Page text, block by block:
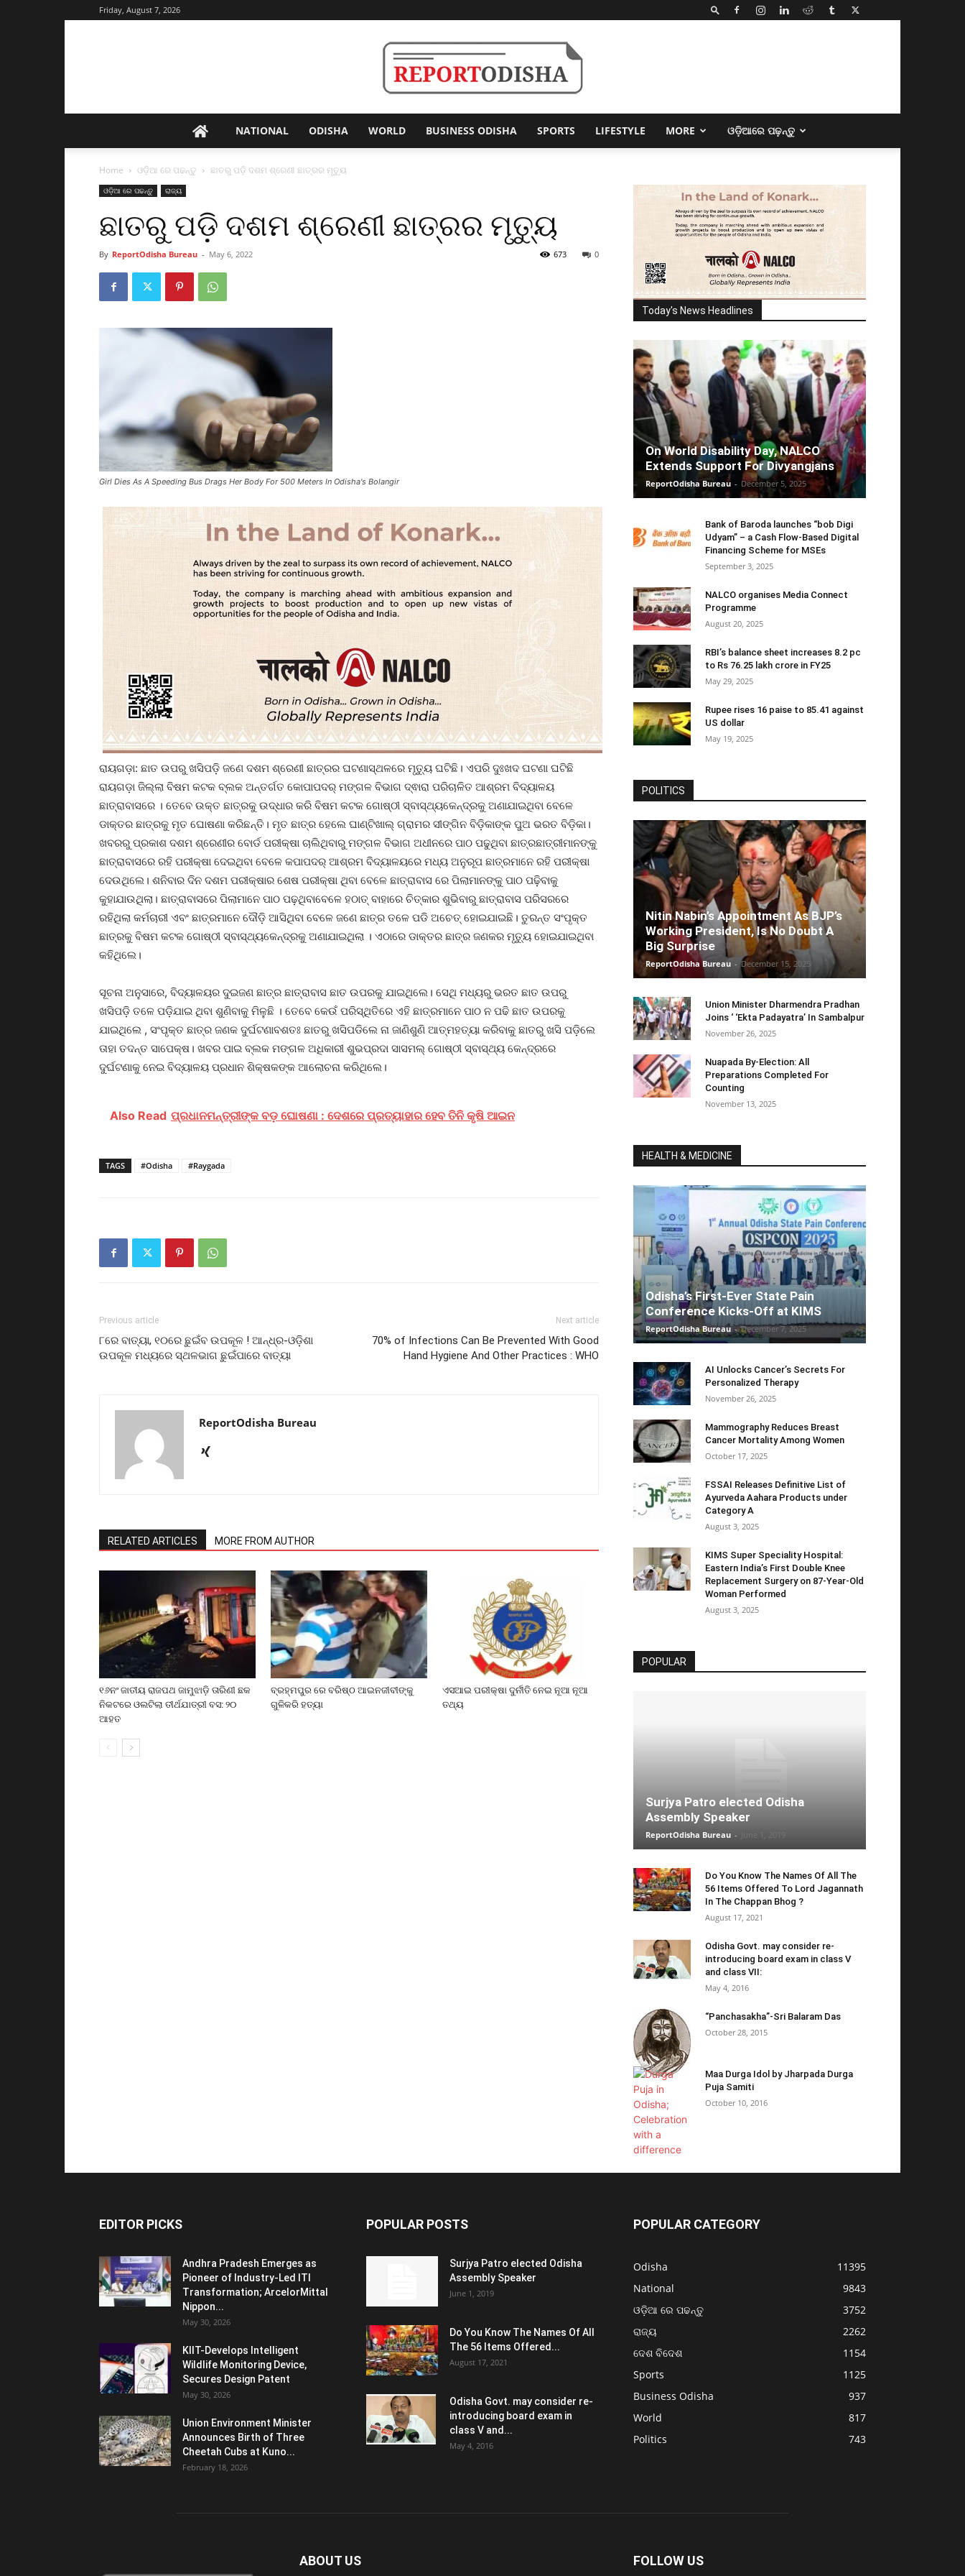
Friday, August 7, 2026
Odisha
NATIONAL ODISHA WORLD BUSINESS ODISHA SPORTS LIFESTYLE MORE ଓଡ଼ିଆରେ ପଢ଼ନ୍ତୁ
Home ଓଡ଼ିଆ ରେ ପଢନ୍ତୁ ଛାତରୁ ପଡ଼ି ଦଶମ ଶ୍ରେଣୀ ଛାତ୍ରର ମୃତ୍ୟୁ
ଓଡ଼ିଆ ରେ ପଢନ୍ତୁ ରାଜ୍ୟ
ଛାତରୁ ପଡ଼ି ଦଶମ ଶ୍ରେଣୀ ଛାତ୍ରର ମୃତ୍ୟୁ
By ReportOdisha Bureau - May 6, 2022 0
673
Girl Dies As A Speeding Bus Drags Her Body For 500 Meters In Odisha's Bolangir
ରାୟଗଡ଼ା: ଛାତ ଉପରୁ ଖସିପଡ଼ି ଜଣେ ଦଶମ ଶ୍ରେଣୀ ଛାତ୍ରର ଘଟଣାସ୍ଥଳରେ ମୃତ୍ୟୁ ଘଟିଛି। ଏପରି ଦୁଃଖଦ ଘଟଣା ଘଟିଛି
ରାୟଗଡ଼ା ଜିଲ୍ଲା ବିଷମ କଟକ ବ୍ଲକ ଅନ୍ତର୍ଗତ କୋପାପଦର୍ ମଙ୍ଗଳ ବିଭାଗ ଦ୍ଵାରା ପରିଚାଳିତ ଆଶ୍ରମ ବିଦ୍ୟାଳୟ
ଛାତ୍ରାବାସରେ । ତେବେ ଉକ୍ତ ଛାତ୍ରକୁ ଉଦ୍ଧାର କରି ବିଷମ କଟକ ଗୋଷ୍ଠୀ ସ୍ବାସ୍ଥ୍ୟକେନ୍ଦ୍ରକୁ ଅଣାଯାଇଥିବା ବେଳେ
ଡାକ୍ତର ଛାତ୍ରକୁ ମୃତ ଘୋଷଣା କରିଛନ୍ତି। ମୃତ ଛାତ୍ର ହେଲେ ଘାଣ୍ଟିଖାଲ୍ ଗ୍ରାମର ସୀଙ୍ଗିନ ବିଡ଼ିକାଙ୍କ ପୁଅ ଭରତ ବିଡ଼ିକା।
ଖବରରୁ ପ୍ରକାଶ ଦଶମ ଶ୍ରେଣୀର ବୋର୍ଡ ପରୀକ୍ଷା ଚାଲିଥିବାରୁ ମଙ୍ଗଳ ବିଭାଗ ଅଧୀନରେ ପାଠ ପଢୁଥିବା ଛାତ୍ରଛାତ୍ରୀମାନଙ୍କୁ
ଛାତ୍ରାବାସରେ ରହି ପରୀକ୍ଷା ଦେଇଥିବା ବେଳେ କପାପଦର୍ ଆଶ୍ରମ ବିଦ୍ୟାଳୟରେ ମଧ୍ୟ ଅନୁରୂପ ଛାତ୍ରମାନେ ରହି ପରୀକ୍ଷା
ଦେଉଥିଲେ। ଶନିବାର ଦିନ ଦଶମ ପରୀକ୍ଷାର ଶେଷ ପରୀକ୍ଷା ଥିବା ବେଳେ ଛାତ୍ରାବାସ ରେ ପିଲାମାନଙ୍କୁ ପାଠ ପଢ଼ିବାକୁ
କୁହାଯାଉଥିଲା। ଛାତ୍ରାବାସରେ ପିଲାମାନେ ପାଠ ପଢ଼ଥିବାବେଳେ ହଠାତ୍ ବାହାରେ ଚିତ୍କାର ଶୁଭିବାରୁ ଛାତ୍ରାବାସ ପରିସରରେ
ରହିଥିଲା କର୍ମଚାରୀ ଏବଂ ଛାତ୍ରମାନେ ଦୌଡ଼ି ଆସିଥିବା ବେଳେ ଜଣେ ଛାତ୍ର ତଳେ ପଡି ଅଚେତ୍ ହୋଇଯାଇଛି। ତୁରନ୍ତ ସଂପୃକ୍ତ
ଛାତ୍ରକୁ ବିଷମ କଟକ ଗୋଷ୍ଠୀ ସ୍ବାସ୍ଥ୍ୟକେନ୍ଦ୍ରକୁ ଅଣାଯାଇଥିଲା । ଏଠାରେ ଡାକ୍ତର ଛାତ୍ର ଜଣକର ମୃତ୍ୟୁ ହୋଇଯାଇଥିବା
କହିଥିଲେ।
ସୂଚନା ଅନୁସାରେ, ବିଦ୍ୟାଳୟର ଦୁଇଜଣ ଛାତ୍ର ଛାତ୍ରାବାସ ଛାତ ଉପରକୁ ଯାଇଥିଲେ। ସେଥି ମଧ୍ୟରୁ ଭରତ ଛାତ ଉପରୁ
ଖସିପଡ଼ି ତଳେ ପଡ଼ିଯାଇ ଥିବା ଶୁଣିବାକୁ ମିଳୁଛି । ତେବେ କେଉଁ ପରିସ୍ଥିତିରେ ଏହି ଛାତ୍ରମାନେ ପାଠ ନ ପଢି ଛାତ ଉପରକୁ
ଯାଇଥିଲେ , ସଂପୃକ୍ତ ଛାତ୍ର ଜଣକ ଦୁର୍ଘଟଣାବଶତଃ ଛାତରୁ ଖସିପଡିଲେ ନା ଜାଣିଶୁଣି ଆତ୍ମହତ୍ୟା କରିବାକୁ ଛାତରୁ ଖସି ପଡ଼ିଲେ
ତାହା ତଦନ୍ତ ସାପେକ୍ଷ। ଖବର ପାଇ ବ୍ଲକ ମଙ୍ଗଳ ଅଧିକାରୀ ଶୁଭପ୍ରଦା ସାସମଲ୍ ଗୋଷ୍ଠୀ ସ୍ବାସ୍ଥ୍ୟ କେନ୍ଦ୍ରରେ
ଦୁର୍ଘଟଣାକୁ ନେଇ ବିଦ୍ୟାଳୟ ପ୍ରଧାନ ଶିକ୍ଷକଙ୍କ ଆଲୋଚନା କରିଥିଲେ।
Also Read ପ୍ରଧାନମନ୍ତ୍ରୀଙ୍କ ବଡ଼ ଘୋଷଣା : ଦେଶରେ ପ୍ରତ୍ୟାହାର ହେବ ତିନି କୃଷି ଆଇନ
TAGS #Odisha #Raygada
Previous article
୮ରେ ବାତ୍ୟା, ୧୦ରେ ଛୁଇଁବ ଉପକୂଳ ! ଆନ୍ଧ୍ର-ଓଡ଼ିଶା
ଉପକୂଳ ମଧ୍ୟରେ ସ୍ଥଳଭାଗ ଛୁଇଁପାରେ ବାତ୍ୟା
Next article
70% of Infections Can Be Prevented With Good
Hand Hygiene And Other Practices : WHO
ReportOdisha Bureau
RELATED ARTICLES MORE FROM AUTHOR
୧୬ନଂ ଜାତୀୟ ରାଜପଥ ଜାମୁଝାଡ଼ି ତାରିଣୀ ଛକ
ନିକଟରେ ଓଲଟିଲା ତୀର୍ଥଯାତ୍ରୀ ବସ: ୨୦
ଆହତ
ବ୍ରହ୍ମପୁର ରେ ବରିଷ୍ଠ ଆଇନଜୀବୀଙ୍କୁ
ଗୁଳିକରି ହତ୍ୟା
ଏସଆଇ ପରୀକ୍ଷା ଦୁର୍ନୀତି ନେଇ ନୂଆ ନୂଆ
ତଥ୍ୟ
Today's News Headlines
On World Disability Day, NALCO
Extends Support For Divyangjans
ReportOdisha Bureau - December 5, 2025
Bank of Baroda launches “bob Digi
Udyam” – a Cash Flow-Based Digital
Financing Scheme for MSEs
September 3, 2025
NALCO organises Media Connect
Programme
August 20, 2025
RBI’s balance sheet increases 8.2 pc
to Rs 76.25 lakh crore in FY25
May 29, 2025
Rupee rises 16 paise to 85.41 against
US dollar
May 19, 2025
POLITICS
Nitin Nabin’s Appointment As BJP’s
Working President, Is No Doubt A
Big Surprise
ReportOdisha Bureau - December 15, 2025
Union Minister Dharmendra Pradhan
Joins ‘ ‘Ekta Padayatra’ In Sambalpur
November 26, 2025
Nuapada By-Election: All
Preparations Completed For
Counting
November 13, 2025
HEALTH & MEDICINE
Odisha’s First-Ever State Pain
Conference Kicks-Off at KIMS
ReportOdisha Bureau - December 7, 2025
AI Unlocks Cancer’s Secrets For
Personalized Therapy
November 26, 2025
Mammography Reduces Breast
Cancer Mortality Among Women
October 17, 2025
FSSAI Releases Definitive List of
Ayurveda Aahara Products under
Category A
August 3, 2025
KIMS Super Speciality Hospital:
Eastern India’s First Double Knee
Replacement Surgery on 87-Year-Old
Woman Performed
August 3, 2025
POPULAR
Surjya Patro elected Odisha
Assembly Speaker
ReportOdisha Bureau -
Do You Know The Names Of All The
56 Items Offered To Lord Jagannath
In The Chappan Bhog ?
August 17, 2021
Odisha Govt. may consider re-
introducing board exam in class V
and class VII:
May 4, 2016
“Panchasakha”-Sri Balaram Das
October 28, 2015
Maa Durga Idol by Jharpada Durga
Puja Samiti
October 10, 2016
EDITOR PICKS
Andhra Pradesh Emerges as
Pioneer of Industry-Led ITI
Transformation; ArcelorMittal
Nippon...
May 30, 2026
KIIT-Develops Intelligent
Wildlife Monitoring Device,
Secures Design Patent
May 30, 2026
Union Environment Minister
Announces Birth of Three
Cheetah Cubs at Kuno...
February 18, 2026
POPULAR POSTS
Surjya Patro elected Odisha
Assembly Speaker
June 1, 2019
Do You Know The Names Of All
The 56 Items Offered...
August 17, 2021
Odisha Govt. may consider re-
introducing board exam in
class V and...
May 4, 2016
POPULAR CATEGORY
Odisha
11395
National
9843
ଓଡ଼ିଆ ରେ ପଢନ୍ତୁ
3752
ରାଜ୍ୟ
2262
ଦେଶ ବିଦେଶ
1154
Sports
1125
Business Odisha
937
World
817
Politics
743
ABOUT US FOLLOW US